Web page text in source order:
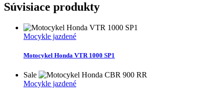
Súvisiace produkty
Mocykle jazdené
Motocykel Honda VTR 1000 SP1
Sale
Mocykle jazdené